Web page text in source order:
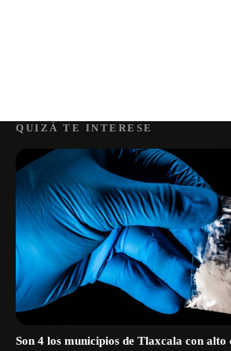
QUIZÁ TE INTERESE
Son 4 los municipios de Tlaxcala con alto